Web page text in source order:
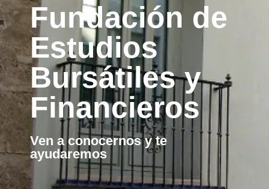
Fundación de
Estudios
Bursátiles y
Financieros
Ven a conocernos y te
ayudaremos